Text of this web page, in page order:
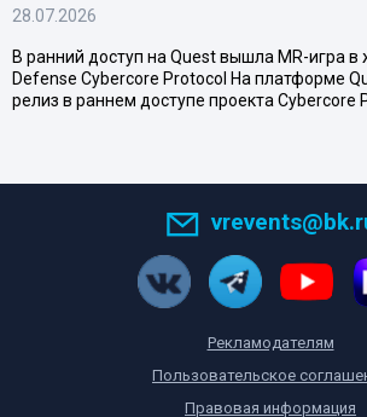
28.07.2026
В ранний доступ на Quest вышла MR-игра
Defense Cybercore Protocol На платформе
релиз в раннем доступе проекта Cybercore
Рекламодателям
Пользовательское
Правовая информация